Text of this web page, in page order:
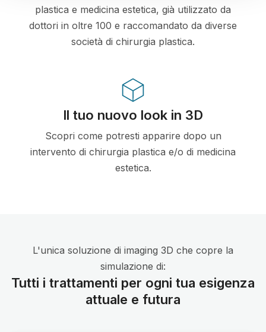
plastica e medicina estetica, già utilizzato da
dottori in oltre 100 e raccomandato da diverse
società di chirurgia plastica.
Il tuo nuovo look in 3D
Scopri come potresti apparire dopo un
intervento di chirurgia plastica e/o di medicina
estetica.
L'unica soluzione di imaging 3D che copre la
simulazione di:
Tutti i trattamenti per ogni tua esigenza
attuale e futura